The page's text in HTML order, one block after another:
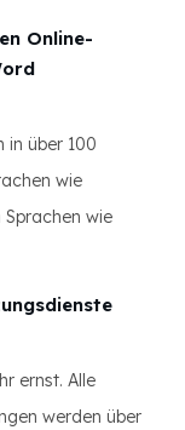
Online-
in über 100
wie
wie
ernst. Alle
werden über